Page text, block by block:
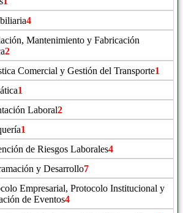
4
Mantenimiento y Fabricación
2
Comercial y Gestión del Transporte1
1
Laboral2
1
de Riesgos Laborales4
y Desarrollo7
Empresarial, Protocolo Institucional y
de Eventos4